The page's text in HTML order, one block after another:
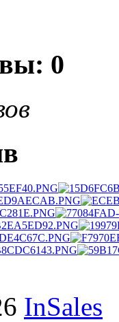
0
InSales